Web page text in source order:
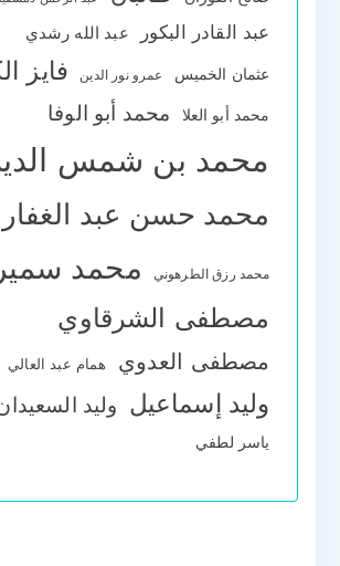
عبد القادر البكور عبد الله رشدي
عثمان الخميس عمرو نور الدين فايز
محمد أبو العلا محمد أبو الوفا
محمد بن شمس
محمد حسن عبد الغفار
محمد رزق الطرهوني محمد سمير
مصطفى الشرقاوي
مصطفى العدوي همام عبد العالي
وليد إسماعيل وليد
ياسر لطفي